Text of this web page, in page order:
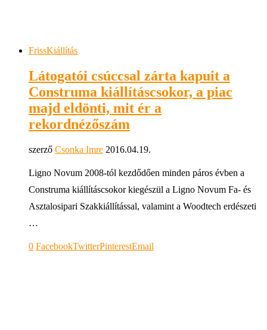
FrissKiállítás
Látogatói csúccsal zárta kapuit a
Construma kiállításcsokor, a piac
majd eldönti, mit ér a
rekordnézőszám
szerző Csonka Imre 2016.04.19.
Ligno Novum 2008-tól kezdődően minden páros évben a
Construma kiállításcsokor kiegészül a Ligno Novum Fa- és
Asztalosipari Szakkiállítással, valamint a Woodtech erdészeti
…
0 FacebookTwitterPinterestEmail